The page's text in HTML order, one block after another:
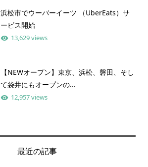
浜松市でウーバーイーツ （UberEats）サ
ービス開始
13,629 views
【NEWオープン】東京、浜松、磐田、そし
て袋井にもオープンの...
12,957 views
最近の記事